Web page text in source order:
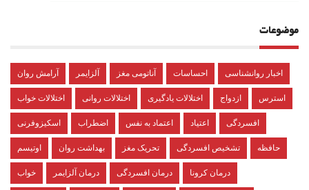
موضوعات
آرامش روان آلزایمر آناتومی مغز احساسات اخبار روانشناسی
اختلالات خواب اختلالات روانی اختلالات یادگیری ازدواج استرس
اسکیزوفرنی اضطراب اعتماد به نفس اعتیاد افسردگی
اوتیسم بهداشت روان تحریک مغز تشخیص افسردگی حافظه
خواب درمان آلزایمر درمان افسردگی درمان کرونا